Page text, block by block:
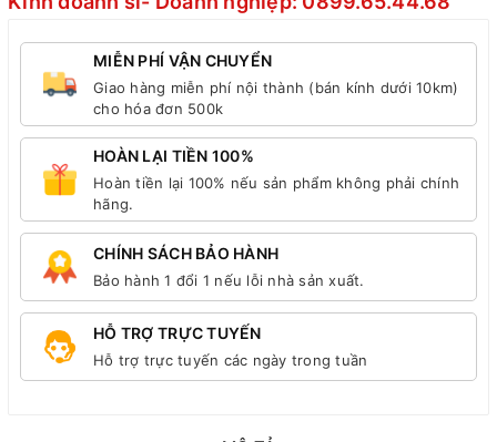
MIỄN PHÍ VẬN CHUYỂN
Giao hàng miễn phí nội thành (bán kính dưới 10km)
cho hóa đơn 500k
HOÀN LẠI TIỀN 100%
Hoàn tiền lại 100% nếu sản phẩm không phải chính
hãng.
CHÍNH SÁCH BẢO HÀNH
Bảo hành 1 đổi 1 nếu lỗi nhà sản xuất.
HỖ TRỢ TRỰC TUYẾN
Hỗ trợ trực tuyến các ngày trong tuần